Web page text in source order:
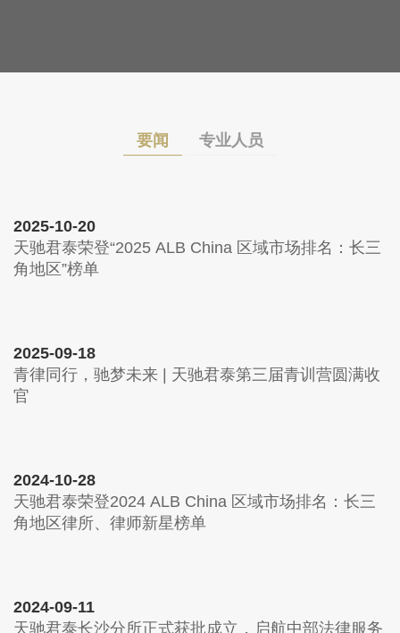
要闻
2025-10-20
天驰君泰荣登“2025 ALB China 区域市场排名：长三
角地区”榜单
2025-09-18
青律同行，驰梦未来 | 天驰君泰第三届青训营圆满收
官
2024-10-28
天驰君泰荣登2024 ALB China 区域市场排名：长三
角地区律所、律师新星榜单
2024-09-11
天驰君泰长沙分所正式获批成立，启航中部法律服务
专业人员